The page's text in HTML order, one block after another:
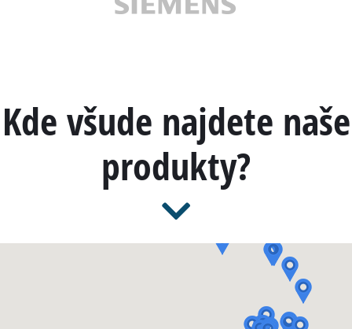
Kde všude najdete naše
produkty?